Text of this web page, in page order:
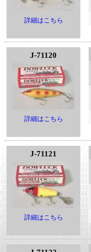
詳細はこちら
J-71120
詳細はこちら
J-71121
詳細はこちら